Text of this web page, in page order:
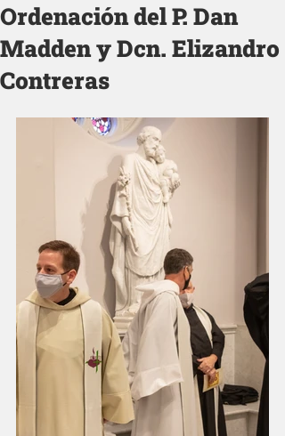
Ordenación del P. Dan
Madden y Dcn. Elizandro
Contreras